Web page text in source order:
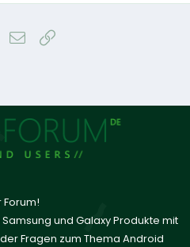
WhatsApp
E-Mail
Forum!
und Galaxy Produkte mit
Fragen zum Thema Android